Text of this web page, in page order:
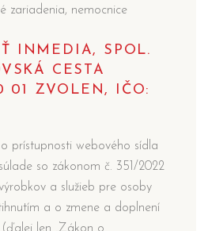
zariadenia, nemocnice
INMEDIA, SPOL.
CESTA
01 ZVOLEN, IČO:
prístupnosti webového sídla
so zákonom č. 351/2022
a služieb pre osoby
a o zmene a doplnení